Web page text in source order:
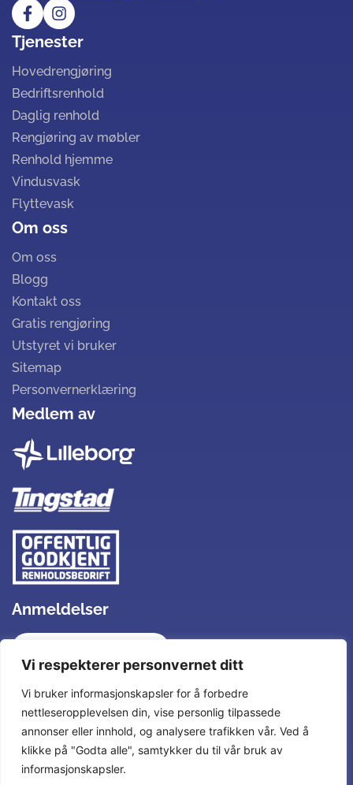
Vi respekterer personvernet ditt
Vi bruker informasjonskapsler for å forbedre
nettleseropplevelsen din, vise personlig tilpassede
annonser eller innhold, og analysere trafikken vår. Ved å
klikke på "Godta alle", samtykker du til vår bruk av
informasjonskapsler.
Tjenester
Hovedrengjøring
Bedriftsrenhold
Daglig renhold
Rengjøring av møbler
Renhold hjemme
Vindusvask
Flyttevask
Om oss
Om oss
Blogg
Kontakt oss
Gratis rengjøring
Utstyret vi bruker
Sitemap
Personvernerklæring
Medlem av
Anmeldelser
Utmerket
Basert på 108
anmeldelser